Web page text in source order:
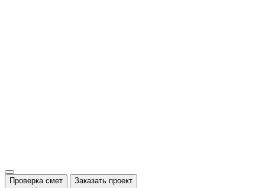
Проверка смет Заказать проект